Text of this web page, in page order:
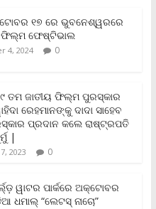
୧୭ ରେ ଭୁବନେଶ୍ୱରରେ
ଫିଲ୍ମ ଫେଷ୍ଟିଭାଲ
4, 2024 0
ତମ ଜାତୀୟ ଫିଲ୍ମ ପୁରସ୍କାର
ରେହମାନଙ୍କୁ ଦାଦା ସାହେବ
ପ୍ରଦାନ କଲେ ରାଷ୍ଟ୍ରପତି
|
2023 0
ୱାଟର ପାର୍କରେ ଅକ୍ଟୋବର
ଧମାଲ୍ “ଲେଟସ୍ ନାଚୋ”